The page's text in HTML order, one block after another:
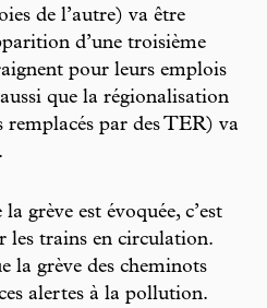
de l’autre) va être
d’une troisième
pour leurs emplois
que la régionalisation
remplacés par des TER) va
grève est évoquée, c’est
les trains en circulation.
la grève des cheminots
alertes à la pollution.